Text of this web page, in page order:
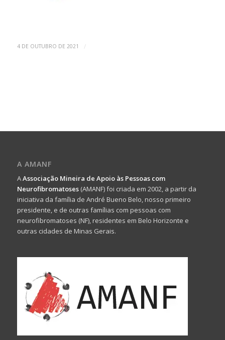
4 DE OUTUBRO DE 2021 /
A AMANF
AAssociação Mineira de Apoio às Pessoas com
Neurofibromatoses(AMANF) foi criada em 2002, a partir da
iniciativa da família de André Bueno Belo, nosso primeiro
presidente, e de outras famílias com pessoas com
neurofibromatoses (NF), residentes em Belo Horizonte e
outras cidades de Minas Gerais.